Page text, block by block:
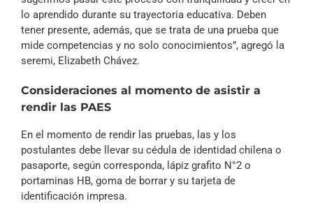
lo aprendido durante su trayectoria educativa. Deben
tener presente, además, que se trata de una prueba que
mide competencias y no solo conocimientos”, agregó la
seremi, Elizabeth Chávez.
Consideraciones al momento de asistir a
rendir las PAES
En el momento de rendir las pruebas, las y los
postulantes debe llevar su cédula de identidad chilena o
pasaporte, según corresponda, lápiz grafito N°2 o
portaminas HB, goma de borrar y su tarjeta de
identificación impresa.